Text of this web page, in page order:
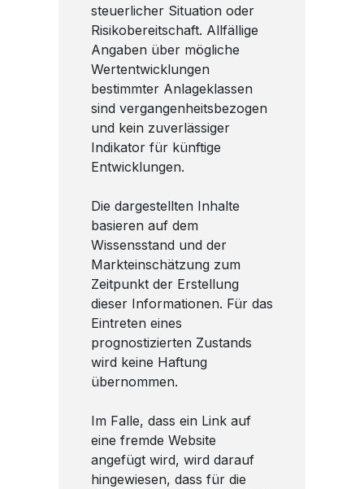
steuerlicher Situation oder
Risikobereitschaft. Allfällige
Angaben über mögliche
Wertentwicklungen
bestimmter Anlageklassen
sind vergangenheitsbezogen
und kein zuverlässiger
Indikator für künftige
Entwicklungen.
Die dargestellten Inhalte
basieren auf dem
Wissensstand und der
Markteinschätzung zum
Zeitpunkt der Erstellung
dieser Informationen. Für das
Eintreten eines
prognostizierten Zustands
wird keine Haftung
übernommen.
Im Falle, dass ein Link auf
eine fremde Website
angefügt wird, wird darauf
hingewiesen, dass für die